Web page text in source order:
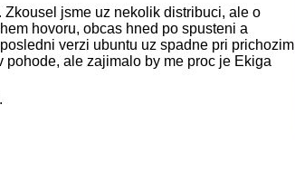
jsme uz nekolik distribuci, ale o
hovoru, obcas hned po spusteni a
verzi ubuntu uz spadne pri prichozim
ale zajimalo by me proc je Ekiga